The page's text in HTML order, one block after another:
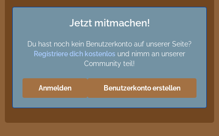
Jetzt mitmachen!
Du hast noch kein Benutzerkonto auf unserer Seite?
Registriere dich kostenlos und nimm an unserer
Community teil!
Benutzerkonto erstellen
Anmelden